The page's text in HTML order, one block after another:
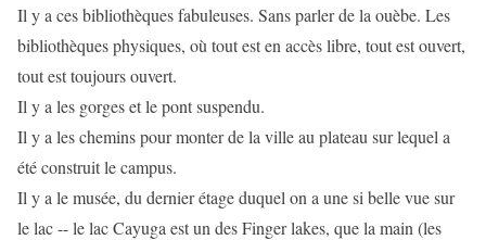
Il y a ces bibliothèques fabuleuses. Sans parler de la ouèbe. Les
bibliothèques physiques, où tout est en accès libre, tout est ouvert,
tout est toujours ouvert.
Il y a les gorges et le pont suspendu.
Il y a les chemins pour monter de la ville au plateau sur lequel a
été construit le campus.
Il y a le musée, du dernier étage duquel on a une si belle vue sur
le lac -- le lac Cayuga est un des Finger lakes, que la main (les